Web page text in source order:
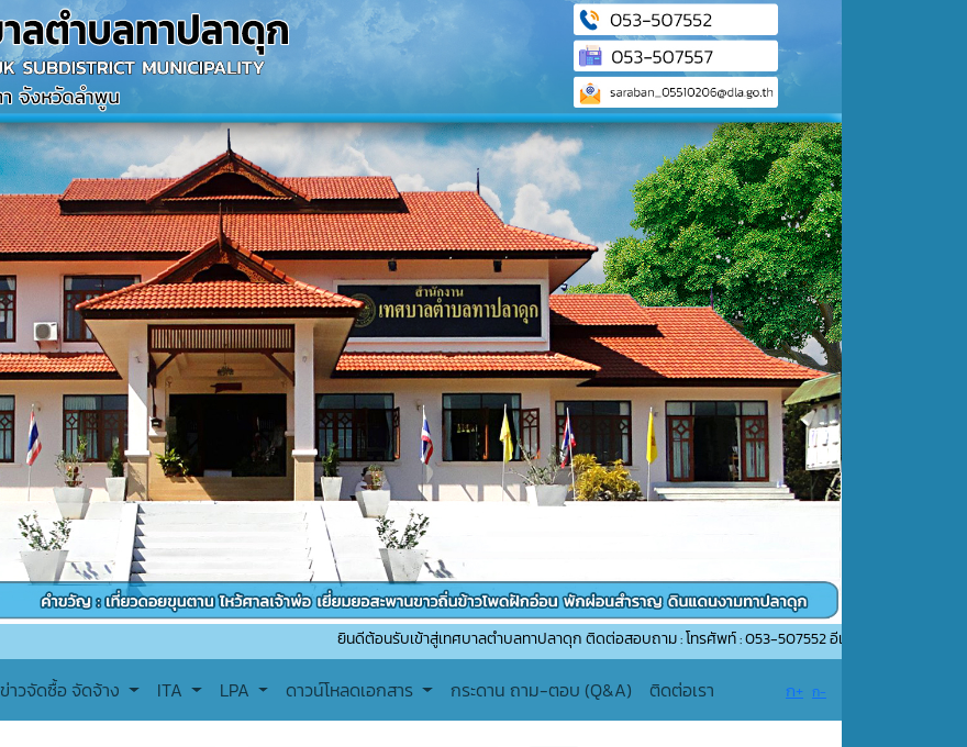
ยินดีต้อนรับเข้าสู่เทศบาลตำบลทาปลาดุก ติดต่อสอบถาม : โทรศัพท์ : 053-507552 อีเมล์ :
ข่าวจัดซื้อ จัดจ้าง ITA LPA ดาวน์โหลดเอกสาร กระดาน ถาม-ตอบ (Q&A) ติดต่อเรา ก+ ก-